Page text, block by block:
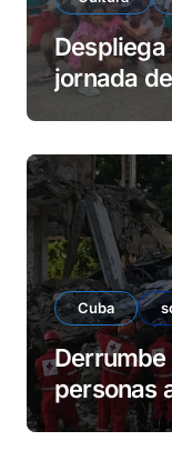
Despliega
jornada
Cuba
Derrumbe
personas